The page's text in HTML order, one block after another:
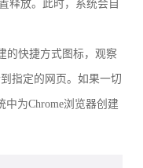
释放。此时，系统会自
的快捷方式图标，观察
指定的网页。如果一切
中为Chrome浏览器创建